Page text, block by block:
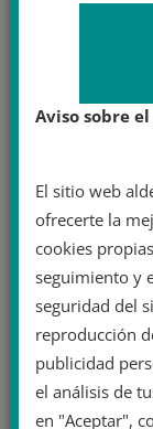
prisión
repelieron
15 febrero 2022
Deja una
Aviso sobre
El sitio web
ofrecerte la
cookies
seguimiento y
seguridad del
reproducción
publicidad
el análisis de
en "Aceptar",